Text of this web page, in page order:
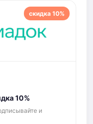
скидка 10%
10%
и